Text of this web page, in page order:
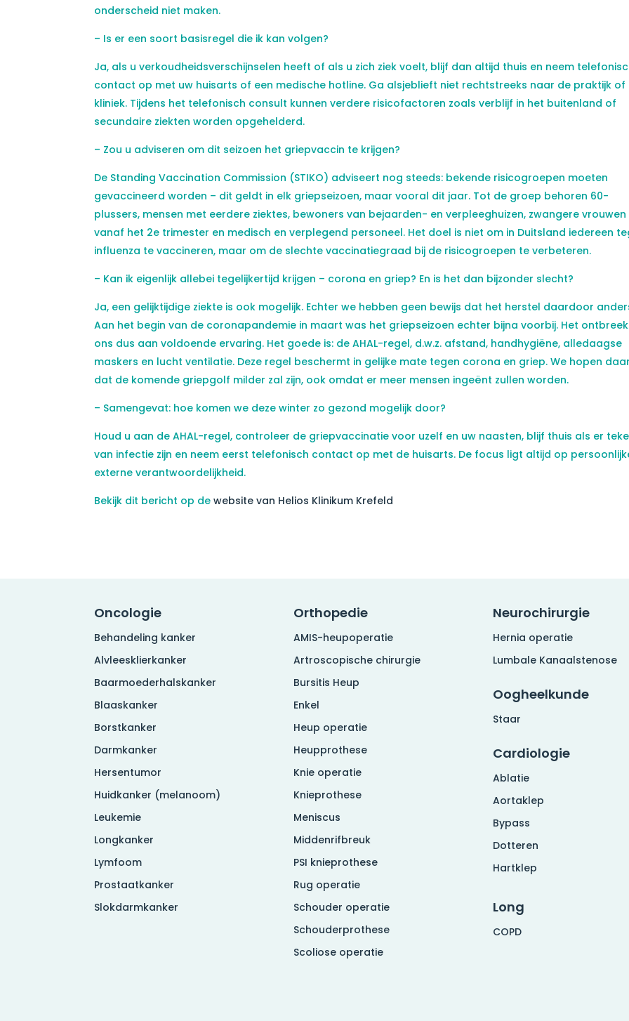
onderscheid niet maken.
– Is er een soort basisregel die ik kan volgen?
Ja, als u verkoudheidsverschijnselen heeft of als u zich ziek voelt, blijf dan altijd thuis en neem
contact op met uw huisarts of een medische hotline. Ga alsjeblieft niet rechtstreeks naar de praktijk of
kliniek. Tijdens het telefonisch consult kunnen verdere risicofactoren zoals verblijf in het buitenland of
secundaire ziekten worden opgehelderd.
– Zou u adviseren om dit seizoen het griepvaccin te krijgen?
De Standing Vaccination Commission (STIKO) adviseert nog steeds: bekende risicogroepen moeten
gevaccineerd worden – dit geldt in elk griepseizoen, maar vooral dit jaar. Tot de groep behoren 60-
plussers, mensen met eerdere ziektes, bewoners van bejaarden- en verpleeghuizen, zwangere vrouwen
vanaf het 2e trimester en medisch en verplegend personeel. Het doel is niet om in Duitsland iedereen
influenza te vaccineren, maar om de slechte vaccinatiegraad bij de risicogroepen te verbeteren.
– Kan ik eigenlijk allebei tegelijkertijd krijgen – corona en griep? En is het dan bijzonder slecht?
Ja, een gelijktijdige ziekte is ook mogelijk. Echter we hebben geen bewijs dat het herstel daardoor
Aan het begin van de coronapandemie in maart was het griepseizoen echter bijna voorbij. Het
ons dus aan voldoende ervaring. Het goede is: de AHAL-regel, d.w.z. afstand, handhygiëne, alledaagse
maskers en lucht ventilatie. Deze regel beschermt in gelijke mate tegen corona en griep. We hopen
dat de komende griepgolf milder zal zijn, ook omdat er meer mensen ingeënt zullen worden.
– Samengevat: hoe komen we deze winter zo gezond mogelijk door?
Houd u aan de AHAL-regel, controleer de griepvaccinatie voor uzelf en uw naasten, blijf thuis als er
van infectie zijn en neem eerst telefonisch contact op met de huisarts. De focus ligt altijd op
externe verantwoordelijkheid.
Bekijk dit bericht op dewebsite van Helios Klinikum Krefeld
Oncologie
Behandeling kanker
Alvleesklierkanker
Baarmoederhalskanker
Blaaskanker
Borstkanker
Darmkanker
Hersentumor
Huidkanker (melanoom)
Leukemie
Longkanker
Lymfoom
Prostaatkanker
Slokdarmkanker
Orthopedie
AMIS-heupoperatie
Artroscopische chirurgie
Bursitis Heup
Enkel
Heup operatie
Heupprothese
Knie operatie
Knieprothese
Meniscus
Middenrifbreuk
PSI knieprothese
Rug operatie
Schouder operatie
Schouderprothese
Scoliose operatie
Neurochirurgie
Hernia operatie
Lumbale Kanaalstenose
Oogheelkunde
Staar
Cardiologie
Ablatie
Aortaklep
Bypass
Dotteren
Hartklep
Long
COPD